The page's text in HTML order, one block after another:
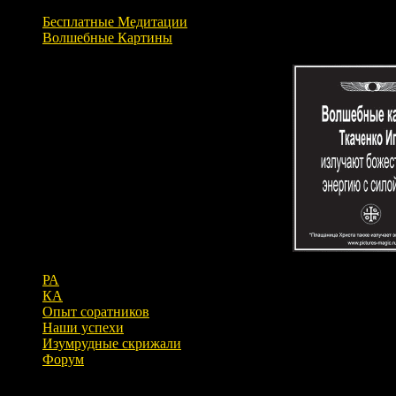
Бесплатные Медитации
Волшебные Картины
РА
КА
Опыт соратников
Наши успехи
Изумрудные скрижали
Форум